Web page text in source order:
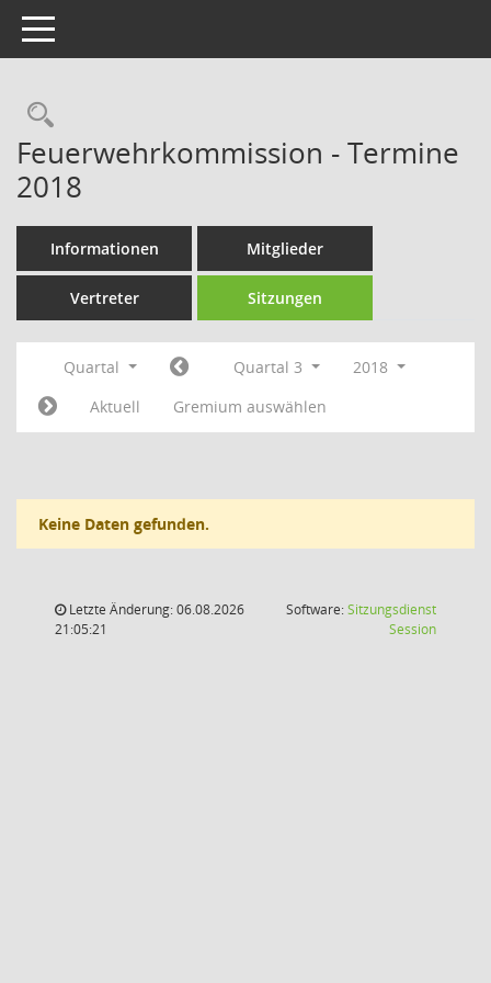
Toggle navigation
Rechercheauswahl
Feuerwehrkommission - Termine
2018
Informationen Mitglieder
Vertreter Sitzungen
Quartal Quartal 3
2018
Aktuell
Gremium auswählen
Keine Daten gefunden.
Letzte Änderung: 06.08.2026
21:05:21
Software:Sitzungsdienst
Session(Wird in